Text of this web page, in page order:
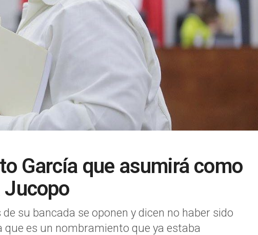
García que asumirá como
Jucopo
su bancada se oponen y dicen no haber sido
es un nombramiento que ya estaba